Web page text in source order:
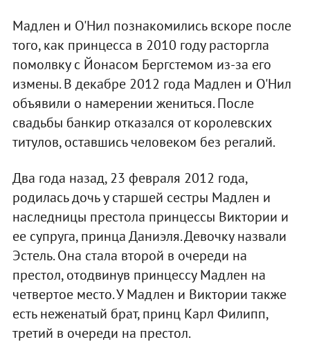
Мадлен и О'Нил познакомились вскоре после
того, как принцесса в 2010 году расторгла
помолвку с Йонасом Бергстемом из-за его
измены. В декабре 2012 года Мадлен и О'Нил
объявили о намерении жениться. После
свадьбы банкир отказался от королевских
титулов, оставшись человеком без регалий.
Два года назад, 23 февраля 2012 года,
родилась дочь у старшей сестры Мадлен и
наследницы престола принцессы Виктории и
ее супруга, принца Даниэля. Девочку назвали
Эстель. Она стала второй в очереди на
престол, отодвинув принцессу Мадлен на
четвертое место. У Мадлен и Виктории также
есть неженатый брат, принц Карл Филипп,
третий в очереди на престол.